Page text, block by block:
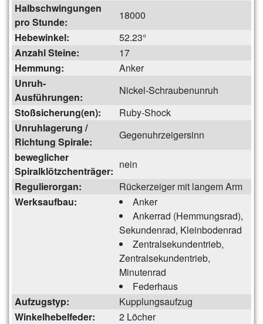
Halbschwingungen
pro Stunde:
18000
Hebewinkel:
52.23°
Anzahl Steine:
17
Hemmung:
Anker
Unruh-
Ausführungen:
Nickel-Schraubenunruh
Stoßsicherung(en):
Ruby-Shock
Unruhlagerung /
Richtung Spirale:
Gegenuhrzeigersinn
beweglicher
Spiralklötzchenträger:
nein
Regulierorgan:
Rückerzeiger mit langem Arm
Werksaufbau:
Anker
Ankerrad (Hemmungsrad),
Sekundenrad, Kleinbodenrad
Zentralsekundentrieb,
Zentralsekundentrieb,
Minutenrad
Federhaus
Aufzugstyp:
Kupplungsaufzug
Winkelhebelfeder:
2 Löcher